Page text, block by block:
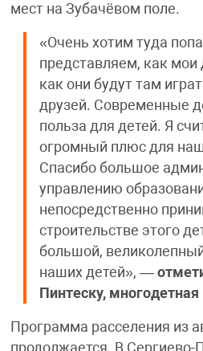
мест на Зубачёвом поле.
«Очень хотим туда
представляем, как мои
как они будут там
друзей. Современные
польза для детей. Я
огромный плюс для
Спасибо большое
управлению
непосредственно
строительстве этого
большой,
наших детей», —
Пинтеску,
Программа расселения из